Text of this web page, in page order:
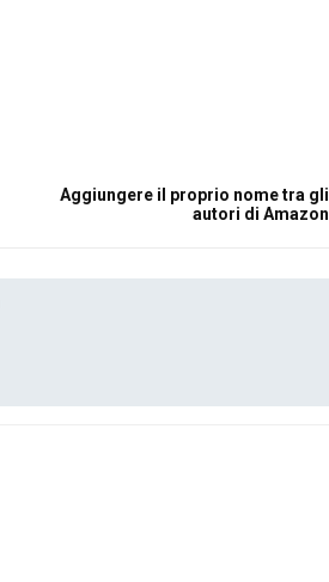
Aggiungere il proprio nome tra gli
autori di Amazon